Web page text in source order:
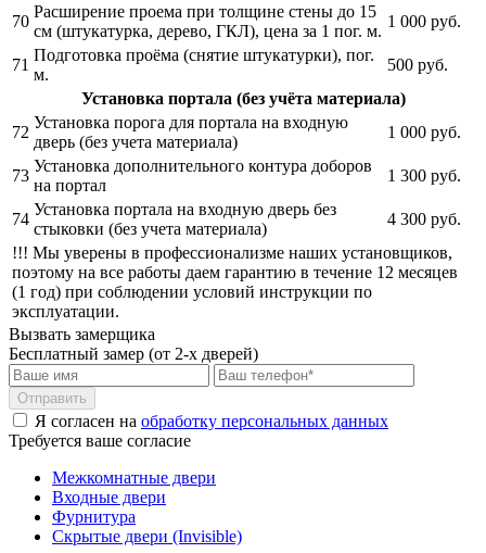
70
Расширение проема при толщине стены до 15
см (штукатурка, дерево, ГКЛ), цена за 1 пог. м.
1 000 руб.
71
Подготовка проёма (снятие штукатурки), пог.
м.
500 руб.
Установка портала (без учёта материала)
72
Установка порога для портала на входную
дверь (без учета материала)
1 000 руб.
73
Установка дополнительного контура доборов
на портал
1 300 руб.
74
Установка портала на входную дверь без
стыковки (без учета материала)
4 300 руб.
!!! Мы уверены в профессионализме наших установщиков,
поэтому на все работы даем гарантию в течение 12 месяцев
(1 год) при соблюдении условий инструкции по
эксплуатации.
Вызвать замерщика
Бесплатный замер (от 2-х дверей)
Отправить
Я согласен на обработку персональных данных
Требуется ваше согласие
Межкомнатные двери
Входные двери
Фурнитура
Скрытые двери (Invisible)